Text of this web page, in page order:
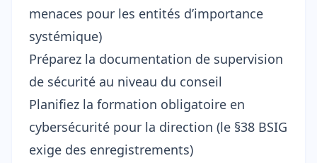
menaces pour les entités d’importance
systémique)
Préparez la documentation de supervision
de sécurité au niveau du conseil
Planifiez la formation obligatoire en
cybersécurité pour la direction (le §38 BSIG
exige des enregistrements)